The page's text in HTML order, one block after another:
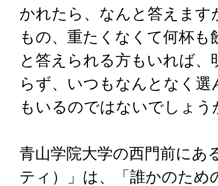
かれたら、なんと答えます
もの、重たくなくて何杯
と答えられる方もいれば、
らず、いつもなんとなく
もいるのではないでしょう
青山学院大学の西門前にあ
ティ）」は、「誰かのため